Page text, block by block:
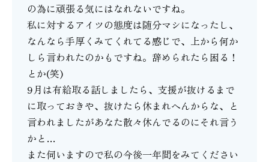
の為に頑張る気にはなれないですね。
私に対するアイツの態度は随分マシになったし、
なんなら手厚くみてくれてる感じで、上から何か
しら言われたのかもですね。辞められたら困る！
とか(笑)
9月は有給取る話しましたら、支援が抜けるまで
に取っておきや、抜けたら休まれへんからな、と
言われましたがあなた散々休んでるのにそれ言う
かと…
また伺いますので私の今後一年間をみてください